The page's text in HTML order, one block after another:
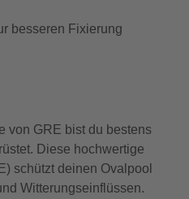
besseren Fixierung
von GRE bist du bestens
Diese hochwertige
schützt deinen Ovalpool
Witterungseinflüssen.